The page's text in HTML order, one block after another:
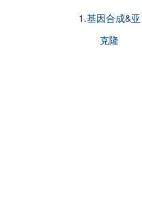
1.基因合成&亚
克隆